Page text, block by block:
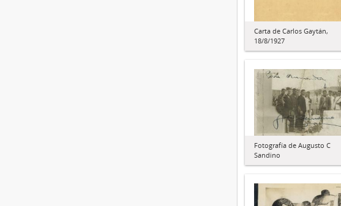
Carta de Carlos Gaytán,
18/8/1927
Fotografía de Augusto C
Sandino